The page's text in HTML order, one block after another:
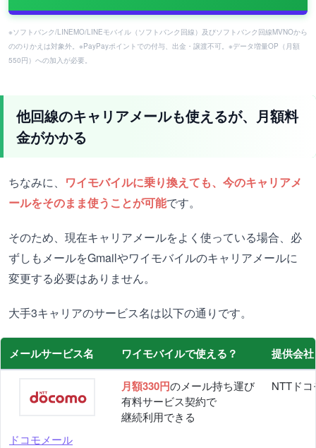
※ソフトバンク/LINEMO/LINEモバイル（ソフトバンク回線）及びソフトバンク回線MVNOから
ののりかえは対象外。※PayPayポイントでの付与、出金・譲渡不可。※データ増量OP（月額
550円）への加入が必要。
他回線のキャリアメールも使えるが、月額料
金がかかる
ちなみに、 ワイモバイルに乗り換えても、今のキャリアメ
ールをそのまま使うことが可能です。
そのため、現在キャリアメールをよく使っている場合、必
ずしもメールをGmailやワイモバイルのキャリアメールに
変更する必要はありません。
大手3キャリアのサービス名は以下の通りです。
メールサービス名 ワイモバイルで使える？ 提供会社
ドコモメール
月額330円のメール持ち運び
有料サービス契約で
継続利用できる
NTTド